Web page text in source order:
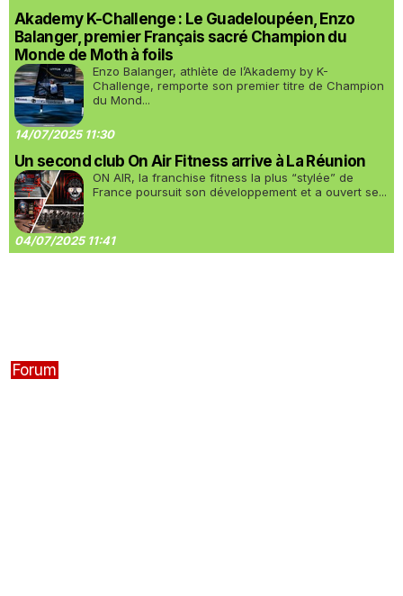
Akademy K-Challenge : Le Guadeloupéen, Enzo
Balanger, premier Français sacré Champion du
Monde de Moth à foils
Enzo Balanger, athlète de l’Akademy by K-
Challenge, remporte son premier titre de Champion
du Mond...
14/07/2025 11:30
Un second club On Air Fitness arrive à La Réunion
ON AIR, la franchise fitness la plus “stylée” de
France poursuit son développement et a ouvert se...
04/07/2025 11:41
Forum